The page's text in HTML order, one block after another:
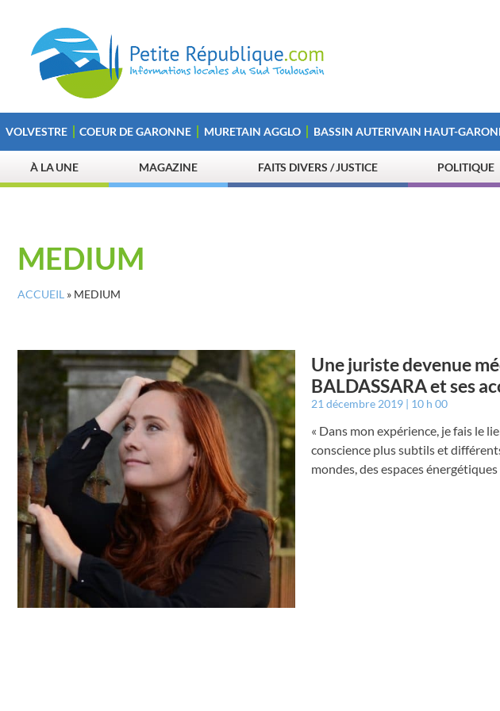
VOLVESTRE COEUR DE GARONNE MURETAIN AGGLO BASSIN AUTERIVAIN HAUT-
À LA UNE MAGAZINE FAITS DIVERS / JUSTICE POLITIQUE
MEDIUM
ACCUEIL » MEDIUM
Une juriste devenue
BALDASSARA et ses
21 décembre 2019 10 h 00
« Dans mon expérience, je fais le
conscience plus subtils et
mondes, des espaces